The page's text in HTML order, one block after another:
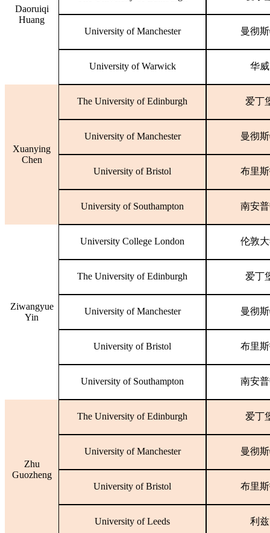
Daoruiqi
Huang
University of Manchester 曼彻
University of Warwick 华
Xuanying
Chen
The University of Edinburgh 爱丁
University of Manchester 曼彻
University of Bristol 布里
University of Southampton 南安
Ziwangyue
Yin
University College London 伦敦
The University of Edinburgh 爱丁
University of Manchester 曼彻
University of Bristol 布里
University of Southampton 南安
Zhu
Guozheng
The University of Edinburgh 爱丁
University of Manchester 曼彻
University of Bristol 布里
University of Leeds 利